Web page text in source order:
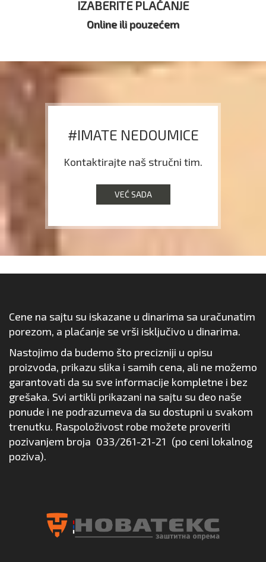
IZABERITE PLAĆANJE
Online ili pouzećem
#IMATE NEDOUMICE
Kontaktirajte naš stručni tim.
VEĆ SADA
Cene na sajtu su iskazane u dinarima sa uračunatim
porezom, a plaćanje se vrši isključivo u dinarima.
Nastojimo da budemo što precizniji u opisu
proizvoda, prikazu slika i samih cena, ali ne možemo
garantovati da su sve informacije kompletne i bez
grešaka. Svi artikli prikazani na sajtu su deo naše
ponude i ne podrazumeva da su dostupni u svakom
trenutku. Raspoloživost robe možete proveriti
pozivanjem broja 033/261-21-21 (po ceni lokalnog
poziva).